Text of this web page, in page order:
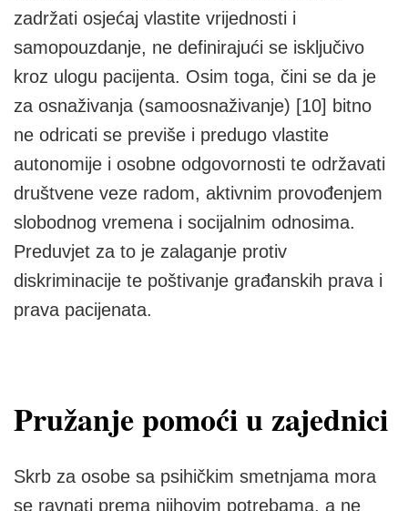
zadržati osjećaj vlastite vrijednosti i
samopouzdanje, ne definirajući se isključivo
kroz ulogu pacijenta. Osim toga, čini se da je
za osnaživanja (samoosnaživanje) [10] bitno
ne odricati se previše i predugo vlastite
autonomije i osobne odgovornosti te održavati
društvene veze radom, aktivnim provođenjem
slobodnog vremena i socijalnim odnosima.
Preduvjet za to je zalaganje protiv
diskriminacije te poštivanje građanskih prava i
prava pacijenata.
Pružanje pomoći u zajednici
Skrb za osobe sa psihičkim smetnjama mora
se ravnati prema njihovim potrebama, a ne